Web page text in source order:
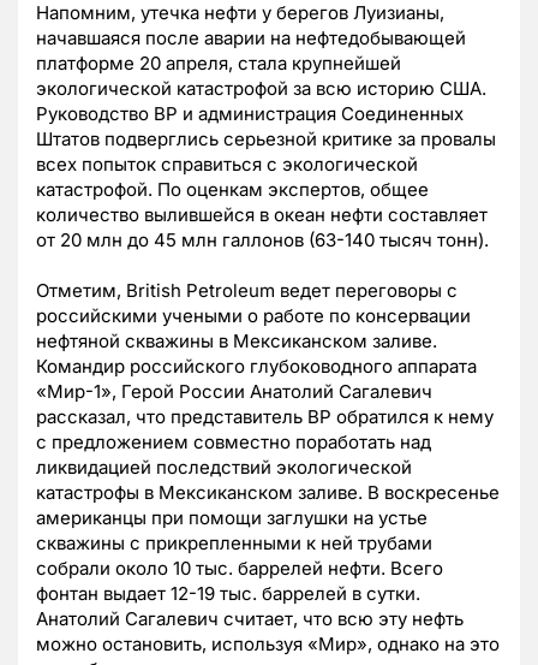
Напомним, утечка нефти у берегов Луизианы,
начавшаяся после аварии на нефтедобывающей
платформе 20 апреля, стала крупнейшей
экологической катастрофой за всю историю США.
Руководство BP и администрация Соединенных
Штатов подверглись серьезной критике за провалы
всех попыток справиться с экологической
катастрофой. По оценкам экспертов, общее
количество вылившейся в океан нефти составляет
от 20 млн до 45 млн галлонов (63-140 тысяч тонн).
Отметим, British Petroleum ведет переговоры с
российскими учеными о работе по консервации
нефтяной скважины в Мексиканском заливе.
Командир российского глубоководного аппарата
«Мир-1», Герой России Анатолий Сагалевич
рассказал, что представитель ВР обратился к нему
с предложением совместно поработать над
ликвидацией последствий экологической
катастрофы в Мексиканском заливе. В воскресенье
американцы при помощи заглушки на устье
скважины с прикрепленными к ней трубами
собрали около 10 тыс. баррелей нефти. Всего
фонтан выдает 12-19 тыс. баррелей в сутки.
Анатолий Сагалевич считает, что всю эту нефть
можно остановить, используя «Мир», однако на это